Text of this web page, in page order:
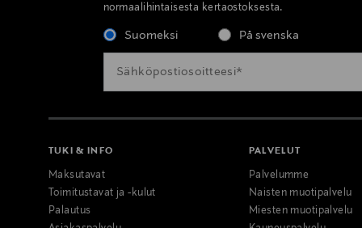
normaalihintaisesta kertaostoksesta.
Suomeksi På svenska
TUKI & INFO
Maksutavat
Toimitustavat ja -kulut
Palautus
PALVELUT
Palvelumme
Naisten muotipalvelu
Miesten muotipalvelu